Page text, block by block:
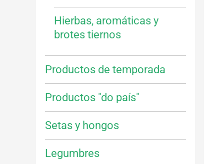
Hierbas, aromáticas y
brotes tiernos
Productos de temporada
Productos "do país"
Setas y hongos
Legumbres